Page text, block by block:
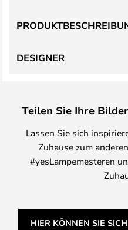
DESIGNER
Teilen Sie Ihre
Lassen Sie sich
Zuhause zum
#yesLampemesteren
HIER KÖNNEN SIE